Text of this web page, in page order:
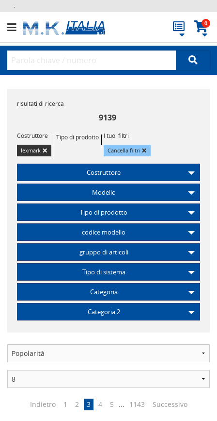
.
0
risultati di ricerca
9139
Costruttore
lexmark ×
Tipo di prodotto I tuoi filtri
Cancella filtri ×
Costruttore
Modello
Tipo di prodotto
codice modello
gruppo di articoli
Tipo di sistema
Categoria
Categoria 2
Indietro 1 2 3 4 5 ... 1143 Successivo